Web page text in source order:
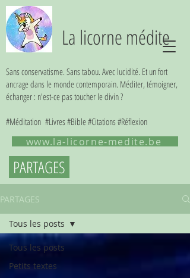
La licorne médite
Sans conservatisme. Sans tabou. Avec lucidité. Et un fort
ancrage dans le monde contemporain. Méditer, témoigner,
échanger : n'est-ce pas toucher le divin ?
#Méditation #Livres #Bible #Citations #Réflexion
www.la-licorne-medite.be
PARTAGES
PARTAGES
Tous les posts
Petits textes
Tous les posts